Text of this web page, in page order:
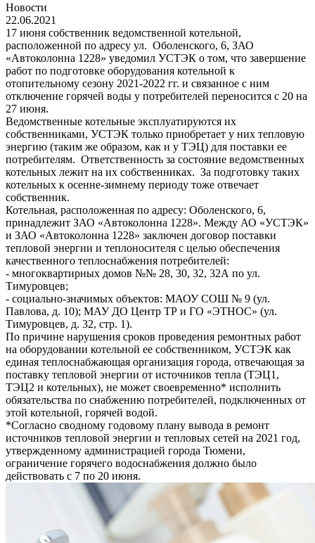
Новости
22.06.2021
17 июня собственник ведомственной котельной,
расположенной по адресу ул. Оболенского, 6, ЗАО
«Автоколонна 1228» уведомил УСТЭК о том, что завершение
работ по подготовке оборудования котельной к
отопительному сезону 2021-2022 гг. и связанное с ним
отключение горячей воды у потребителей переносится с 20 на
27 июня.
Ведомственные котельные эксплуатируются их
собственниками, УСТЭК только приобретает у них тепловую
энергию (таким же образом, как и у ТЭЦ) для поставки ее
потребителям. Ответственность за состояние ведомственных
котельных лежит на их собственниках. За подготовку таких
котельных к осенне-зимнему периоду тоже отвечает
собственник.
Котельная, расположенная по адресу: Оболенского, 6,
принадлежит ЗАО «Автоколонна 1228». Между АО «УСТЭК»
и ЗАО «Автоколонна 1228» заключен договор поставки
тепловой энергии и теплоносителя с целью обеспечения
качественного теплоснабжения потребителей:
- многоквартирных домов №№ 28, 30, 32, 32А по ул.
Тимуровцев;
- социально-значимых объектов: МАОУ СОШ № 9 (ул.
Павлова, д. 10); МАУ ДО Центр ТР и ГО «ЭТНОС» (ул.
Тимуровцев, д. 32, стр. 1).
По причине нарушения сроков проведения ремонтных работ
на оборудовании котельной ее собственником, УСТЭК как
единая теплоснабжающая организация города, отвечающая за
поставку тепловой энергии от источников тепла (ТЭЦ1,
ТЭЦ2 и котельных), не может своевременно* исполнить
обязательства по снабжению потребителей, подключенных от
этой котельной, горячей водой.
*Согласно сводному годовому плану вывода в ремонт
источников тепловой энергии и тепловых сетей на 2021 год,
утвержденному администрацией города Тюмени,
ограничение горячего водоснабжения должно было
действовать с 7 по 20 июня.